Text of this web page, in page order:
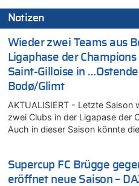
Notizen
Wieder zwei Teams aus
Ligaphase der
Saint-Gilloise in
Bodø/Glimt
AKTUALISIERT - Letzte
zwei Clubs in der Ligapase der
Auch in dieser Saison könnte
Supercup FC Brügge
eröffnet neue Saison –